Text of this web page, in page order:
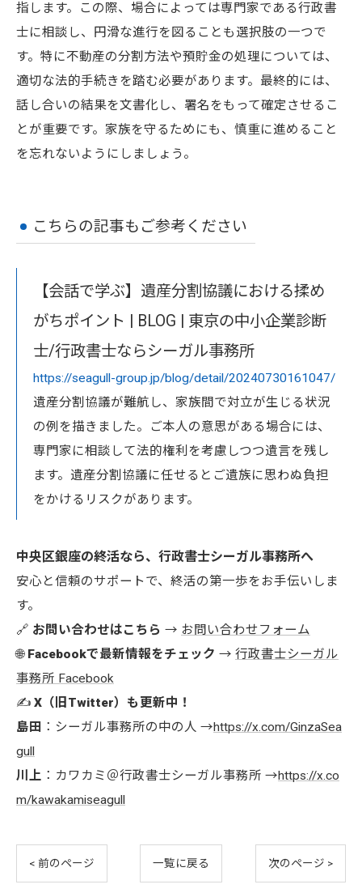
指します。この際、場合によっては専門家である行政書
士に相談し、円滑な進行を図ることも選択肢の一つで
す。特に不動産の分割方法や預貯金の処理については、
適切な法的手続きを踏む必要があります。最終的には、
話し合いの結果を文書化し、署名をもって確定させるこ
とが重要です。家族を守るためにも、慎重に進めること
を忘れないようにしましょう。
こちらの記事もご参考ください
【会話で学ぶ】遺産分割協議における揉め
がちポイント | BLOG | 東京の中小企業診断
士/行政書士ならシーガル事務所
https://seagull-group.jp/blog/detail/20240730161047/
遺産分割協議が難航し、家族間で対立が生じる状況
の例を描きました。ご本人の意思がある場合には、
専門家に相談して法的権利を考慮しつつ遺言を残し
ます。遺産分割協議に任せるとご遺族に思わぬ負担
をかけるリスクがあります。
中央区銀座の終活なら、行政書士シーガル事務所へ
安心と信頼のサポートで、終活の第一歩をお手伝いしま
す。
🔗 お問い合わせはこちら → お問い合わせフォーム
🌐 Facebookで最新情報をチェック → 行政書士シーガル
事務所 Facebook
✍️ X（旧Twitter）も更新中！
島田 ：シーガル事務所の中の人 →https://x.com/GinzaSea
gull
川上 ：カワカミ＠行政書士シーガル事務所 →https://x.co
m/kawakamiseagull
< 前のページ 一覧に戻る 次のページ >